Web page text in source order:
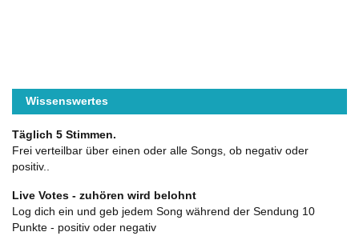
Wissenswertes
Täglich 5 Stimmen.
Frei verteilbar über einen oder alle Songs, ob negativ oder
positiv..
Live Votes - zuhören wird belohnt
Log dich ein und geb jedem Song während der Sendung 10
Punkte - positiv oder negativ